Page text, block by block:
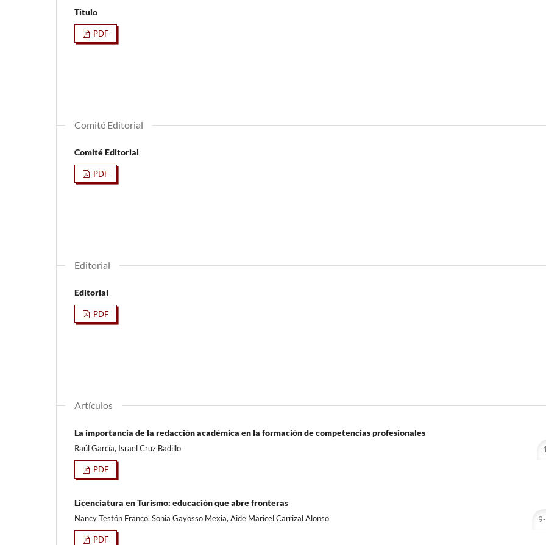
Titulo
PDF
Comité Editorial
Comité Editorial
PDF
Editorial
Editorial
PDF
Artículos
La importancia de la redacción académica en la formación de competencias profesionales
Raúl García, Israel Cruz Badillo
PDF
Licenciatura en Turismo: educación que abre fronteras
Nancy Testón Franco, Sonia Gayosso Mexia, Aide Maricel Carrizal Alonso
PDF